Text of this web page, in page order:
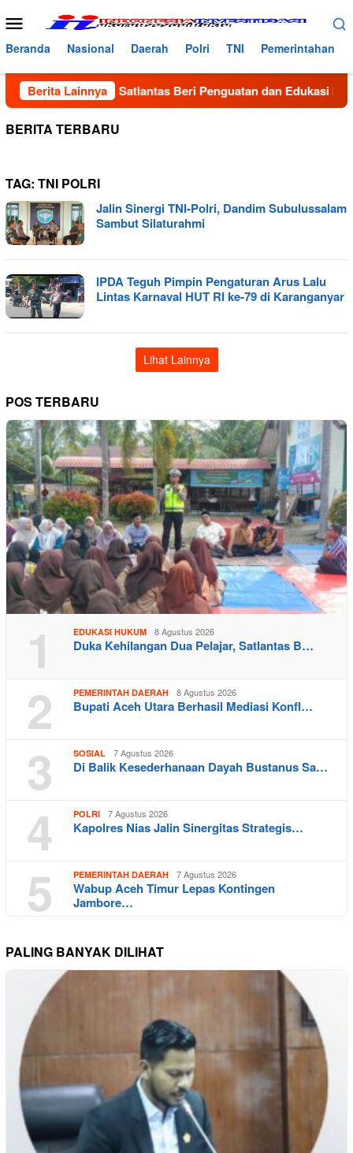
ke
konten
Menu
Mobile
Beranda Nasional Daerah Polri TNI Pemerintahan
Berita Lainnya
Dua Pelajar, Satlantas Beri Penguatan dan Edukasi
BERITA TERBARU
TAG: TNI POLRI
Jalin Sinergi TNI-Polri, Dandim Subulussalam
Sambut Silaturahmi
IPDA Teguh Pimpin Pengaturan Arus Lalu
Lintas Karnaval HUT RI ke-79 di Karanganyar
Lihat Lainnya
POS TERBARU
1 EDUKASI HUKUM 8 Agustus 2026
Duka Kehilangan Dua Pelajar, Satlantas B…
2 PEMERINTAH DAERAH 8 Agustus 2026
Bupati Aceh Utara Berhasil Mediasi Konfl…
3 SOSIAL 7 Agustus 2026
Di Balik Kesederhanaan Dayah Bustanus Sa…
4 POLRI 7 Agustus 2026
Kapolres Nias Jalin Sinergitas Strategis…
5 PEMERINTAH DAERAH 7 Agustus 2026
Wabup Aceh Timur Lepas Kontingen
Jambore…
PALING BANYAK DILIHAT